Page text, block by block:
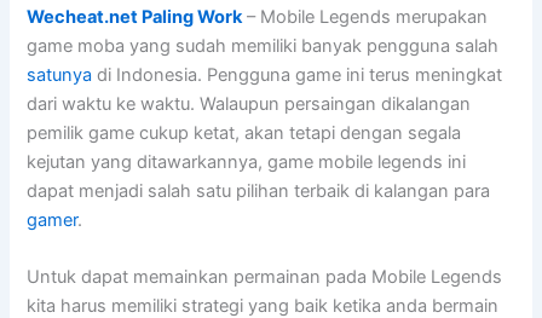
Wecheat.net Paling Work– Mobile Legends merupakan
game moba yang sudah memiliki banyak pengguna salah
satunya di Indonesia. Pengguna game ini terus meningkat
dari waktu ke waktu. Walaupun persaingan dikalangan
pemilik game cukup ketat, akan tetapi dengan segala
kejutan yang ditawarkannya, game mobile legends ini
dapat menjadi salah satu pilihan terbaik di kalangan para
gamer.
Untuk dapat memainkan permainan pada Mobile Legends
kita harus memiliki strategi yang baik ketika anda bermain